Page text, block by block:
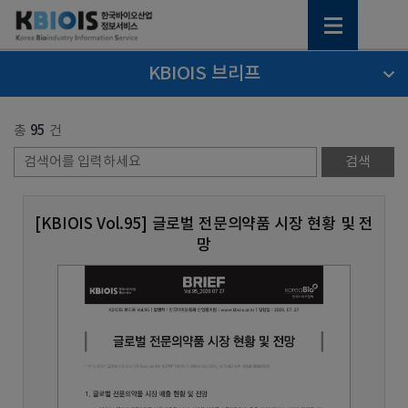
KBIOIS 브리프
총 95 건
[KBIOIS Vol.95] 글로벌 전문의약품 시장 현황 및 전
망